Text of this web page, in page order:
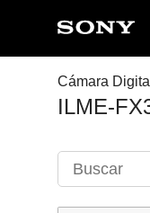
Cámara
ILME-